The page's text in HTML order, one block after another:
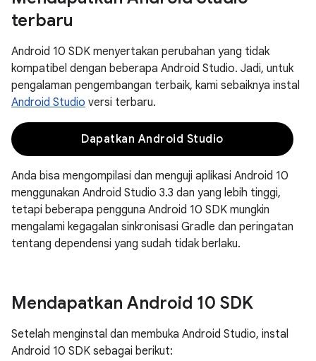
terbaru
Android 10 SDK menyertakan perubahan yang tidak
kompatibel dengan beberapa Android Studio. Jadi, untuk
pengalaman pengembangan terbaik, kami sebaiknya instal
Android Studio versi terbaru.
Dapatkan Android Studio
Anda bisa mengompilasi dan menguji aplikasi Android 10
menggunakan Android Studio 3.3 dan yang lebih tinggi,
tetapi beberapa pengguna Android 10 SDK mungkin
mengalami kegagalan sinkronisasi Gradle dan peringatan
tentang dependensi yang sudah tidak berlaku.
Mendapatkan Android 10 SDK
Setelah menginstal dan membuka Android Studio, instal
Android 10 SDK sebagai berikut: